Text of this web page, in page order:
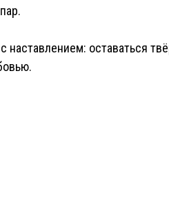
оставаться